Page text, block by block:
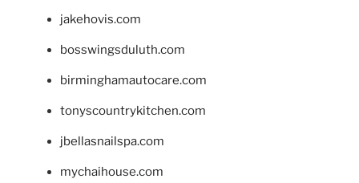
jakehovis.com
bosswingsduluth.com
birminghamautocare.com
tonyscountrykitchen.com
jbellasnailspa.com
mychaihouse.com